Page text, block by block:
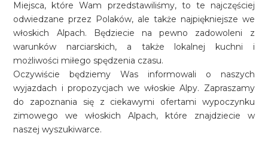
Miejsca, które Wam przedstawiliśmy, to te najczęściej
odwiedzane przez Polaków, ale także najpiękniejsze we
włoskich Alpach. Będziecie na pewno zadowoleni z
warunków narciarskich, a także lokalnej kuchni i
możliwości miłego spędzenia czasu.
Oczywiście będziemy Was informowali o naszych
wyjazdach i propozycjach we włoskie Alpy. Zapraszamy
do zapoznania się z ciekawymi ofertami wypoczynku
zimowego we włoskich Alpach, które znajdziecie w
naszej wyszukiwarce.